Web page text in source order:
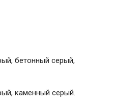
бетонный серый,
каменный серый.